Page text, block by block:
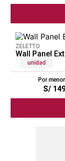
ZELETTO
Wall Panel
unidad
Por
S/
pisos
plastico